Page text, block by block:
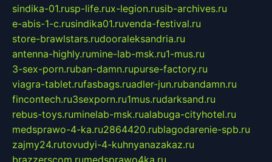
sindika-01.rusp-life.rux-legion.rusib-archives.ru
e-abis-1-c.rusindika01.ruvenda-festival.ru
store-brawlstars.rudooraleksandria.ru
antenna-highly.rumine-lab-msk.ru1-mus.ru
3-sex-porn.ruban-damn.rupurse-factory.ru
viagra-tablet.rufasbags.ruadler-jun.rubandamn.ru
fincontech.ru3sexporn.ru1mus.rudarksand.ru
rebus-toys.ruminelab-msk.rualabuga-cityhotel.ru
medsprawo-4-ka.ru2864420.rublagodarenie-spb.ru
zajmy24.rutovudyi-4-kuhnyanazakaz.ru
brazzerscom.rumedsprawo4ka.ru